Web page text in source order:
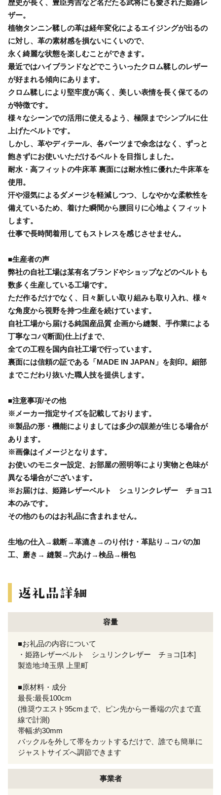
歴史が長く、豊臣秀吉など名だたる武将にも愛された姫路レ
ザー。
植物タンニン鞣しの革は経年変化によるエイジングが出るの
に対し、革の素材感を損ないにくいので、
永く綺麗な状態を楽しむことができます。
最近ではハイブランドなどでこういったクロム鞣しのレザー
が好まれる傾向にあります。
クロム鞣しにより堅牢度が高く、美しい表情を長く保てるの
が特徴です。
様々なシーンでの活用に使えるよう、極限までシンプルに仕
上げたベルトです。
しかし、革やディテール、各パーツまで余念はなく、ずっと
飽きずにお使いいただけるベルトを目指しました。
耐水・高フィットの牛床革 裏面には耐水性に優れた牛床革を
使用。
汗や湿気によるダメージを軽減しつつ、しなやかな柔軟性を
備えているため、着けた瞬間から腰回りに心地よくフィット
します。
仕事で長時間着用してもストレスを感じさせません。
■生産者の声
弊社の自社工場は某有名ブランドやショップなどのベルトも
数多く生産している工場です。
ただ作るだけでなく、日々新しい取り組みも取り入れ、様々
な角度から視野を持つ生産を続けています。
自社工場から届ける純国産品質 企画から縫製、手作業による
丁寧なコバ(断面)仕上げまで、
全ての工程を国内自社工場で行っています。
裏面には信頼の証である「MADE IN JAPAN」を刻印。細部
までこだわり抜いた職人技を提供します。
■注意事項/その他
※メーカー指定サイズを記載しております。
※製品の形・機能によりましては多少の誤差が生じる場合が
あります。
※画像はイメージとなります。
お使いのモニター設定、お部屋の照明等により実物と色味が
異なる場合がございます。
※お届けは、姫路レザーベルト シュリンクレザー チョコ1
本のみです。
その他のものはお礼品に含まれません。
生地の仕入→裁断→革漉き→のり付け・革貼り→コバの加
工、磨き→ 縫製→穴あけ→検品→梱包
容量
■お礼品の内容について
・姫路レザーベルト シュリンクレザー チョコ[1本]
製造地:埼玉県 上里町
■原材料・成分
最長:最長100cm
(推奨ウエスト95cmまで、ピン先から一番端の穴まで直
線で計測)
帯幅:約30mm
バックルを外して帯をカットするだけで、誰でも簡単に
ジャストサイズへ調節できます
事業者